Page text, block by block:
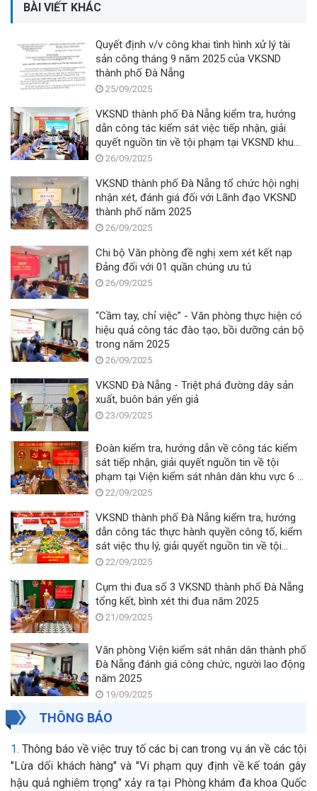
BÀI VIẾT KHÁC
Quyết định v/v công khai tình hình xử lý tài
sản công tháng 9 năm 2025 của VKSND
thành phố Đà Nẵng
25/09/2025
VKSND thành phố Đà Nẵng kiểm tra, hướng
dẫn công tác kiểm sát việc tiếp nhận, giải
quyết nguồn tin về tội phạm tại VKSND khu
vực 4
26/09/2025
VKSND thành phố Đà Nẵng tổ chức hội nghị
nhận xét, đánh giá đối với Lãnh đạo VKSND
thành phố năm 2025
26/09/2025
Chi bộ Văn phòng đề nghị xem xét kết nạp
Đảng đối với 01 quần chúng ưu tú
26/09/2025
“Cầm tay, chỉ việc” - Văn phòng thực hiện có
hiệu quả công tác đào tạo, bồi dưỡng cán bộ
trong năm 2025
26/09/2025
VKSND Đà Nẵng - Triệt phá đường dây sản
xuất, buôn bán yến giả
23/09/2025
Đoàn kiểm tra, hướng dẫn về công tác kiểm
sát tiếp nhận, giải quyết nguồn tin về tội
phạm tại Viện kiểm sát nhân dân khu vực 6 –
Đà Nẵng
22/09/2025
VKSND thành phố Đà Nẵng kiểm tra, hướng
dẫn công tác thực hành quyền công tố, kiểm
sát việc thụ lý, giải quyết nguồn tin về tội
phạm tại VKSND khu vực 5
22/09/2025
Cụm thi đua số 3 VKSND thành phố Đà Nẵng
tổng kết, bình xét thi đua năm 2025
21/09/2025
Văn phòng Viện kiểm sát nhân dân thành phố
Đà Nẵng đánh giá công chức, người lao động
năm 2025
19/09/2025
THÔNG BÁO
1. Thông báo về việc truy tố các bị can trong vụ án về các tội
"Lừa dối khách hàng" và "Vi phạm quy định về kế toán gây
hậu quả nghiêm trọng" xảy ra tại Phòng khám đa khoa Quốc